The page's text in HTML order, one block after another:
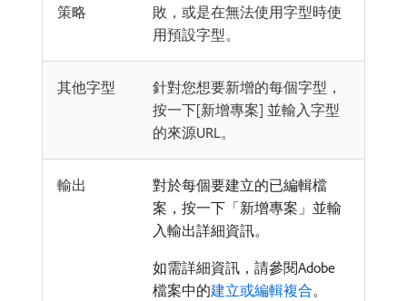
策略
敗，或是在無法使用字型時使
用預設字型。
其他字型
針對您想要新增的每個字型，
按一下[新增專案] 並輸入字型
的來源URL。
輸出
對於每個要建立的已編輯檔
案，按一下「新增專案」並輸
入輸出詳細資訊。
如需詳細資訊，請參閱Adobe
檔案中的建立或編輯複合。